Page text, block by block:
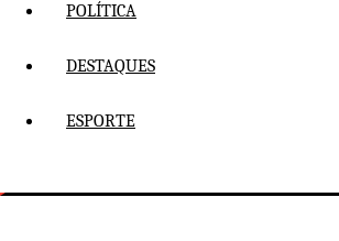
POLÍTICA
DESTAQUES
ESPORTE